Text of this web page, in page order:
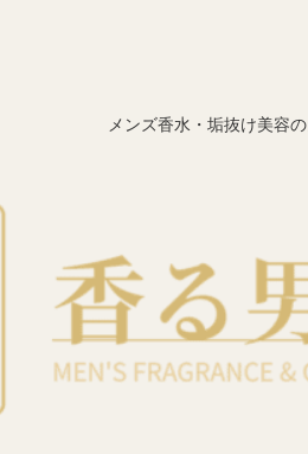
メンズ香水・垢抜け美容